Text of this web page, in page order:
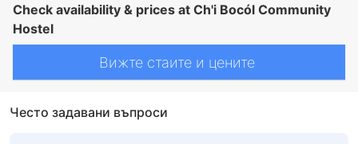
Check availability & prices at Ch'i Bocól Community
Hostel
Вижте стаите и цените
Често задавани въпроси